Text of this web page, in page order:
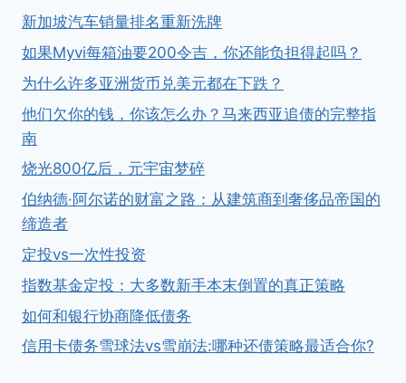
新加坡汽车销量排名重新洗牌
如果Myvi每箱油要200令吉，你还能负担得起吗？
为什么许多亚洲货币兑美元都在下跌？
他们欠你的钱，你该怎么办？马来西亚追债的完整指
南
烧光800亿后，元宇宙梦碎
伯纳德·阿尔诺的财富之路：从建筑商到奢侈品帝国的
缔造者
定投vs一次性投资
指数基金定投：大多数新手本末倒置的真正策略
如何和银行协商降低债务
信用卡债务雪球法vs雪崩法:哪种还债策略最适合你?